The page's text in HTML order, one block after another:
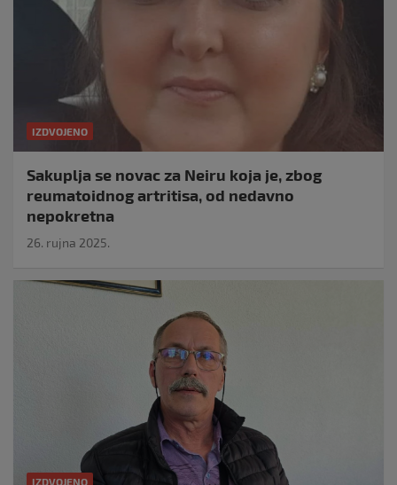
IZDVOJENO
Sakuplja se novac za Neiru koja je, zbog
reumatoidnog artritisa, od nedavno
nepokretna
26. rujna 2025.
IZDVOJENO